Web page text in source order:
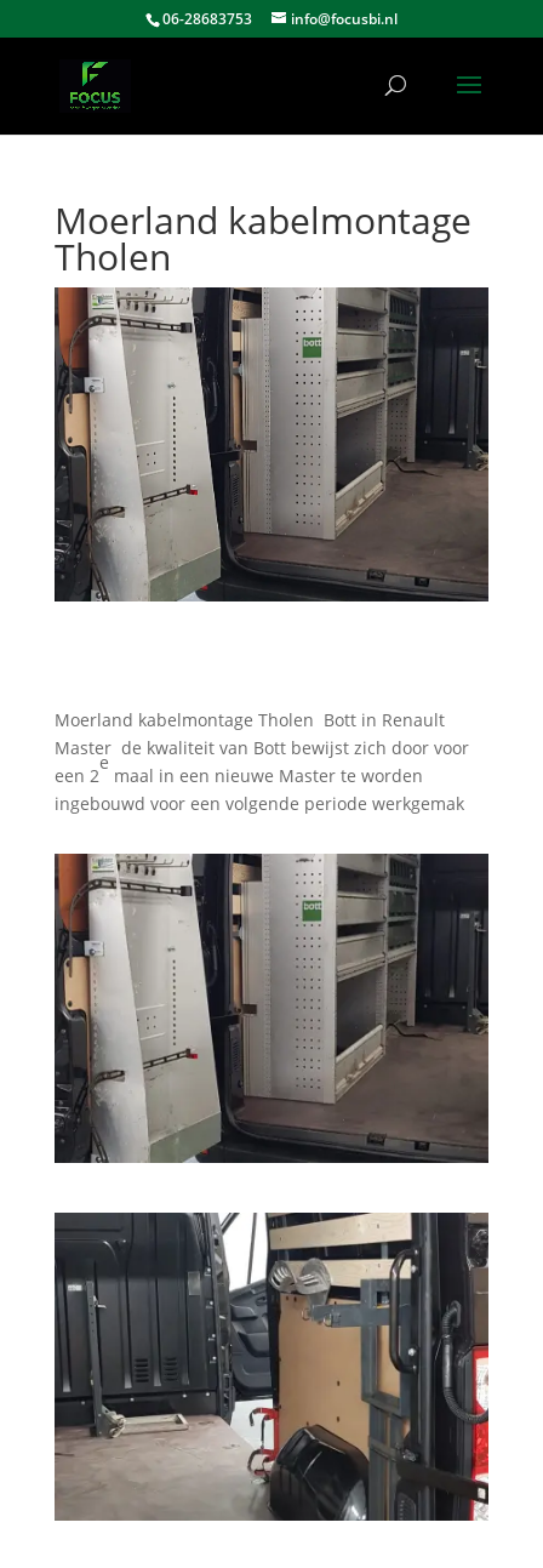
06-28683753 info@focusbi.nl
Moerland kabelmontage
Tholen
Moerland kabelmontage Tholen Bott in Renault
Master de kwaliteit van Bott bewijst zich door voor
een 2
e
maal in een nieuwe Master te worden
ingebouwd voor een volgende periode werkgemak